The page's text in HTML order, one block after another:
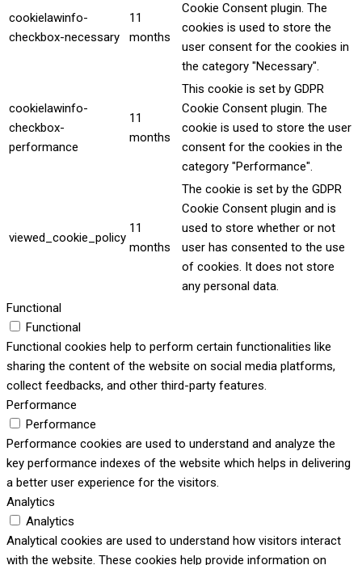
cookielawinfo-
checkbox-necessary
11
months
Cookie Consent plugin. The
cookies is used to store the
user consent for the cookies in
the category "Necessary".
cookielawinfo-
checkbox-
performance
11
months
This cookie is set by GDPR
Cookie Consent plugin. The
cookie is used to store the user
consent for the cookies in the
category "Performance".
viewed_cookie_policy
11
months
The cookie is set by the GDPR
Cookie Consent plugin and is
used to store whether or not
user has consented to the use
of cookies. It does not store
any personal data.
Functional
Functional
Functional cookies help to perform certain functionalities like
sharing the content of the website on social media platforms,
collect feedbacks, and other third-party features.
Performance
Performance
Performance cookies are used to understand and analyze the
key performance indexes of the website which helps in delivering
a better user experience for the visitors.
Analytics
Analytics
Analytical cookies are used to understand how visitors interact
with the website. These cookies help provide information on